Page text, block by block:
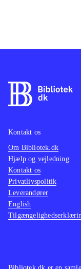
Kontakt os
Om Bibliotek.dk
Hjælp og vejledning
Kontakt os
Privatlivspolitik
Leverandører
English